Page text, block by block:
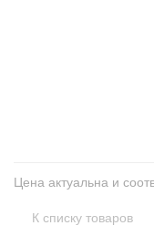
Цена актуальна и
К списку товаров